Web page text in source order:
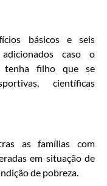
básicos e seis
caso o
tenha filho que se
científicas
as famílias com
em situação de
de pobreza.